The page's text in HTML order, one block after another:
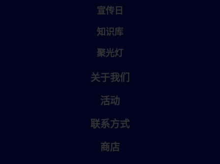
宣传日
知识库
聚光灯
关于我们
活动
联系方式
商店